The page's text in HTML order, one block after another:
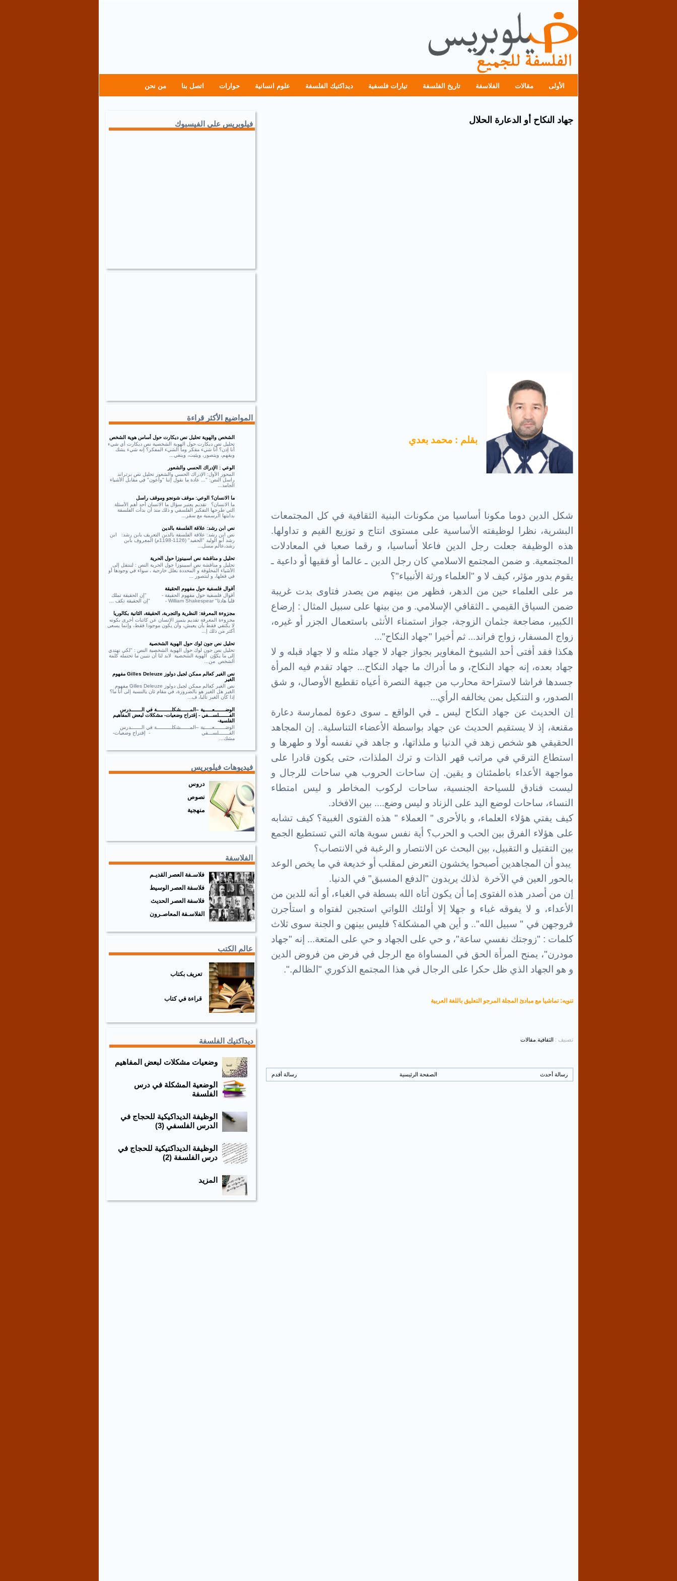
الأولى مقالات الفلاسفة تاريخ الفلسفة تيارات فلسفية ديداكتيك الفلسفة علوم انسانية حوارات اتصل بنا من نحن
جهاد النكاح أو الدعارة الحلال
بقلم : محمد بعدي
شكل الدين دوما مكونا أساسيا من مكونات البنية الثقافية في كل المجتمعات
البشرية، نظرا لوظيفته الأساسية على مستوى انتاج و توزيع القيم و تداولها.
هذه الوظيفة جعلت رجل الدين فاعلا أساسيا، و رقما صعبا في المعادلات
المجتمعية. و ضمن المجتمع الاسلامي كان رجل الدين ـ عالما أو فقيها أو داعية ـ
يقوم بدور مؤثر، كيف لا و "العلماء ورثة الأنبياء"؟
مر على العلماء حين من الدهر، فظهر من بينهم من يصدر فتاوى بدت غريبة
ضمن السياق القيمي ـ الثقافي الإسلامي. و من بينها على سبيل المثال : إرضاع
الكبير، مضاجعة جثمان الزوجة، جواز استمناء الأنثى باستعمال الجزر أو غيره،
زواج المسفار، زواج فراند... ثم أخيرا "جهاد النكاح"...
هكذا فقد أفتى أحد الشيوخ المغاوير بجواز جهاد لا جهاد مثله و لا جهاد قبله و لا
جهاد بعده، إنه جهاد النكاح، و ما أدراك ما جهاد النكاح... جهاد تقدم فيه المرأة
جسدها فراشا لاستراحة محارب من جبهة النصرة أعياه تقطيع الأوصال، و شق
الصدور، و التنكيل بمن يخالفه الرأي...
إن الحديث عن جهاد النكاح ليس ـ في الواقع ـ سوى دعوة لممارسة دعارة
مقنعة، إذ لا يستقيم الحديث عن جهاد بواسطة الأعضاء التناسلية.. إن المجاهد
الحقيقي هو شخص زهد في الدنيا و ملذاتها، و جاهد في نفسه أولا و طهرها و
استطاع الترقي في مراتب قهر الذات و ترك الملذات، حتى يكون قادرا على
مواجهة الأعداء باطمئنان و يقين. إن ساحات الحروب هي ساحات للرجال و
ليست فنادق للسياحة الجنسية، ساحات لركوب المخاطر و ليس امتطاء
النساء، ساحات لوضع اليد على الزناد و ليس وضع.... بين الافخاد.
كيف يفتي هؤلاء العلماء، و بالأحرى " العملاء " هذه الفتوى الغبية؟ كيف تشابه
على هؤلاء الفرق بين الحب و الحرب؟ أية نفس سوية هاته التي تستطيع الجمع
بين التقتيل و التقبيل، بين البحث عن الانتصار و الرغبة في الانتصاب؟
يبدو أن المجاهدين أصبحوا يخشون التعرض لمقلب أو خديعة في ما يخص الوعد
بالحور العين في الآخرة
لذلك يريدون "الدفع المسبق" في الدنيا.
إن من أصدر هذه الفتوى إما أن يكون أتاه الله بسطة في الغباء، أو أنه للدين من
الأعداء، و لا يفوقه غباء و جهلا إلا أولئك اللواتي استجبن لفتواه و استأجرن
فروجهن في " سبيل الله".. و أين هي المشكلة؟ فليس بينهن و الجنة سوى ثلاث
كلمات : "زوجتك نفسي ساعة"، و حي على الجهاد و حي على المتعة... إنه "جهاد
مودرن"، يمنح المرأة الحق في المساواة مع الرجل في فرض من فروض الدين
و هو الجهاد الذي ظل حكرا على الرجال في هذا المجتمع الذكوري "الظالم.".
تنويه: تماشيا مع مبادئ المجلة المرجو التعليق باللغة العربية
تصنيف : الثقافية مقالات
رسالة أحدث رسالة أقدم الصفحة الرئيسية
فيلوبريس على الفيسبوك
المواضيع الأكثر قراءة
الشخص والهوية تحليل نص ديكارت حول أساس هوية الشخص
تحليل نص ديكارت حول الهوية الشخصية نص ديكارت أي شيء
أنا إذن؟ أنا شيء مفكر وما الشيء المفكر؟ إنه شيء يشك
ويفهم، ويتصور، ويثبت، وينفي...
الوعي : الإدراك الحسي والشعور
المحور الأول: الإدراك الحسي والشعور تحليل نص برتراند
راسل النص: "... عادة ما نقول إننا "واعون" في مقابل الأشياء
الجامد...
ما الانسان؟ الوعي: موقف شونجو وموقف راسل
ما الانسان؟ تقديم يعتبر سؤال ما الانسان أحد أهم الأسئلة
التي طرحها التفكير الفلسفي و ذلك منذ أن بدأت الفلسفة
بدايتها الرسمية مع سقر...
نص ابن رشد: علاقة الفلسفة بالدين
نص ابن رشد: علاقة الفلسفة بالدين التعريف بابن رشد: ابن
رشد أبو الوليد "الحفيد" (1126-1198م) المعروف بابن
رشد،عالم مسل...
تحليل و مناقشة نص اسبينوزا حول الحرية
تحليل و مناقشة نص اسبينوزا حول الحرية النص : لننتقل إلى
الأشياء المخلوقة و المحددة بعلل خارجية ، سواء في وجودها أو
في فعلها، و لنتصور ...
أقوال فلسفية حول مفهوم الحقيقة
أقوال فلسفية حول مفهوم الحقيقة - "إن الحقيقة تملك
قلبا هادئا" William Shakespear - "إن الحقيقة تكف ...
مجزوءة المعرفة: النظرية والتجربة، الحقيقة، الثانية بكالوريا
مجزوءة المعرفة تقديم يتميز الإنسان عن كائنات أخرى بكونه
لا يكتفي فقط بأن يعيش، وأن يكون موجودا فقط، وإنما يسعى
أكثر من ذلك إ...
تحليل نص جون لوك حول الهوية الشخصية
تحليل نص جون لوك حول الهوية الشخصية النص : "لكي نهتدي
إلى ما يكوّن الهوية الشخصية لابد لنا أن نتبين ما تحتمله كلمة
الشخص من...
نص الغير كعالم ممكن لجيل دولوز Gilles Deleuze مفهوم
الغير
نص الغير كعالم ممكن لجيل دولوز Gilles Deleuze مفهوم
الغير هل الغير هو بالضرورة، في مقام ثان يالنسبة إلى أنا ما؟
إذا كان الغير تاليا، ف...
الوضـــــــعـــــية –المــــــشكلــــــــــة في الـــــــدرس
الفـــــــلســـفي - إقتراح وضعيات- مشكلات لبعض المفاهيم
الفلسية-
الوضـــــــعـــــية –المــــــشكلــــــــــة في الـــــــدرس
الفـــــــلســـفي - إقتراح وضعيات-
مشك...
فيديوهات فيلوبريس
دروس
نصوص
منهجية
الفلاسفة
فلاسـفة العصر القديـم
فلاسفة العصر الوسيط
فلاسفة العصر الحديث
الفلاسـفة المعاصـرون
عالم الكتب
تعريف بكتاب
قراءة في كتاب
ديداكتيك الفلسفة
وضعيات مشكلات لبعض المفاهيم
الوضعية المشكلة في درس
الفلسفة
الوظيفة الديداكيكية للحجاج في
الدرس الفلسفي (3)
الوظيفة الديداكتيكية للحجاج في
درس الفلسفة (2)
المزيد